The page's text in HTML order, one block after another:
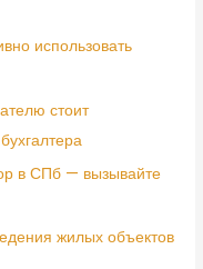
использовать
стоит
в СПб — вызывайте
жилых объектов